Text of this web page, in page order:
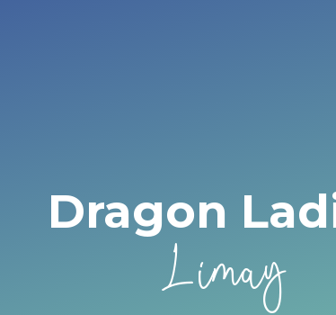
Dragon
Limay